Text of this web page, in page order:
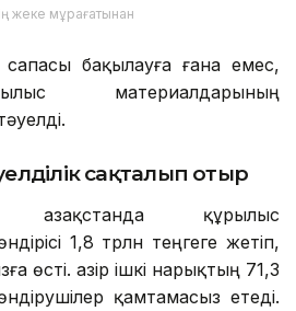
жеке мұрағатынан
бақылауға ғана емес,
материалдарының
сақталып отыр
құрылыс
1,8 трлн теңгеге жетіп,
өсті. Қазір ішкі нарықтың 71,3
қамтамасыз етеді.